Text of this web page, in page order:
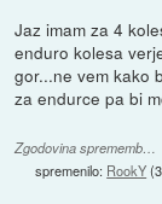
Jaz imam za 4
enduro kolesa
gor...ne vem kako
za endurce pa bi
Zgodovina sprememb…
spremenilo: RookY(